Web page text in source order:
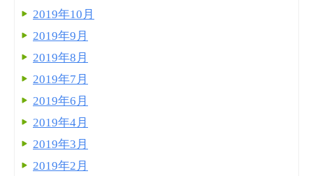
2019年10月
2019年9月
2019年8月
2019年7月
2019年6月
2019年4月
2019年3月
2019年2月